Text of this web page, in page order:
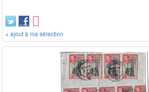
+ ajout à ma sélection